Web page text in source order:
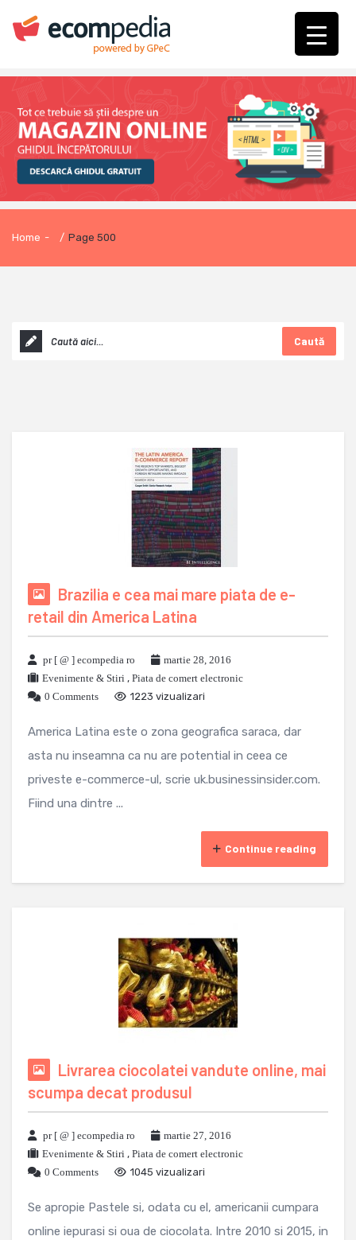
Home - / Page 500
Caută
Brazilia e cea mai mare piata de e-
retail din America Latina
pr [ @ ] ecompedia ro
martie 28, 2016
Evenimente & Stiri , Piata de comert electronic
0 Comments
1223 vizualizari
America Latina este o zona geografica saraca, dar
asta nu inseamna ca nu are potential in ceea ce
priveste e-commerce-ul, scrie uk.businessinsider.com.
Fiind una dintre ...
Continue reading
Livrarea ciocolatei vandute online, mai
scumpa decat produsul
pr [ @ ] ecompedia ro
martie 27, 2016
Evenimente & Stiri , Piata de comert electronic
0 Comments
1045 vizualizari
Se apropie Pastele si, odata cu el, americanii cumpara
online iepurasi si oua de ciocolata. Intre 2010 si 2015, in